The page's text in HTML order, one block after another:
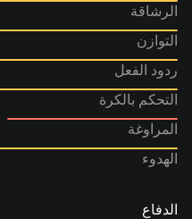
الرشاقة
التوازن
ردود الفعل
التحكم بالكرة
المراوغة
الهدوء
الدفاع